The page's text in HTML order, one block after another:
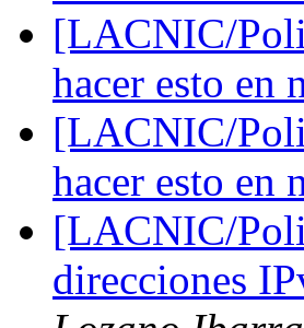
[LACNIC/
hacer esto en
[LACNIC/
hacer esto en
[LACNIC/
direcciones